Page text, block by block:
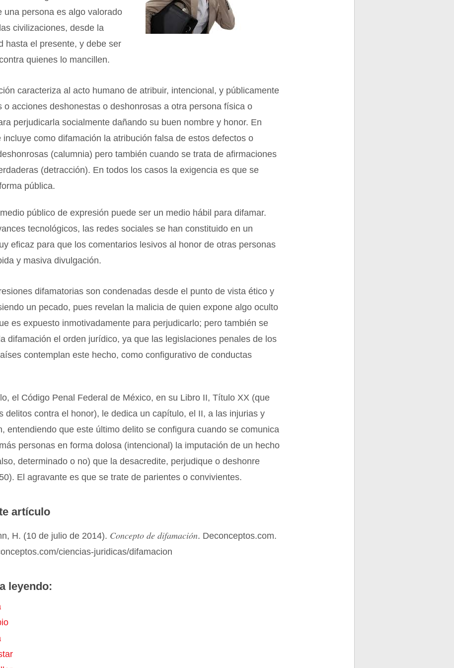
una persona es algo valorado
civilizaciones, desde la
hasta el presente, y debe ser
quienes lo mancillen.
caracteriza al acto humano de atribuir, intencional, y públicamente
o acciones deshonestas o deshonrosas a otra persona física o
perjudicarla socialmente dañando su buen nombre y honor. En
incluye como difamación la atribución falsa de estos defectos o
(calumnia) pero también cuando se trata de afirmaciones
(detracción). En todos los casos la exigencia es que se
pública.
público de expresión puede ser un medio hábil para difamar.
tecnológicos, las redes sociales se han constituido en un
eficaz para que los comentarios lesivos al honor de otras personas
y masiva divulgación.
difamatorias son condenadas desde el punto de vista ético y
un pecado, pues revelan la malicia de quien expone algo oculto
es expuesto inmotivadamente para perjudicarlo; pero también se
difamación el orden jurídico, ya que las legislaciones penales de los
contemplan este hecho, como configurativo de conductas
el Código Penal Federal de México, en su Libro II, Título XX (que
delitos contra el honor), le dedica un capítulo, el II, a las injurias y
entendiendo que este último delito se configura cuando se comunica
personas en forma dolosa (intencional) la imputación de un hecho
determinado o no) que la desacredite, perjudique o deshonre
El agravante es que se trate de parientes o convivientes.
artículo
H. (10 de julio de 2014). Concepto de difamación. Deconceptos.com.
ciencias-juridicas/difamacion
leyendo: